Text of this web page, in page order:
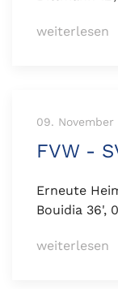
weiterlesen
09. November
FVW -
Erneute
Bouidia 36',
weiterlesen